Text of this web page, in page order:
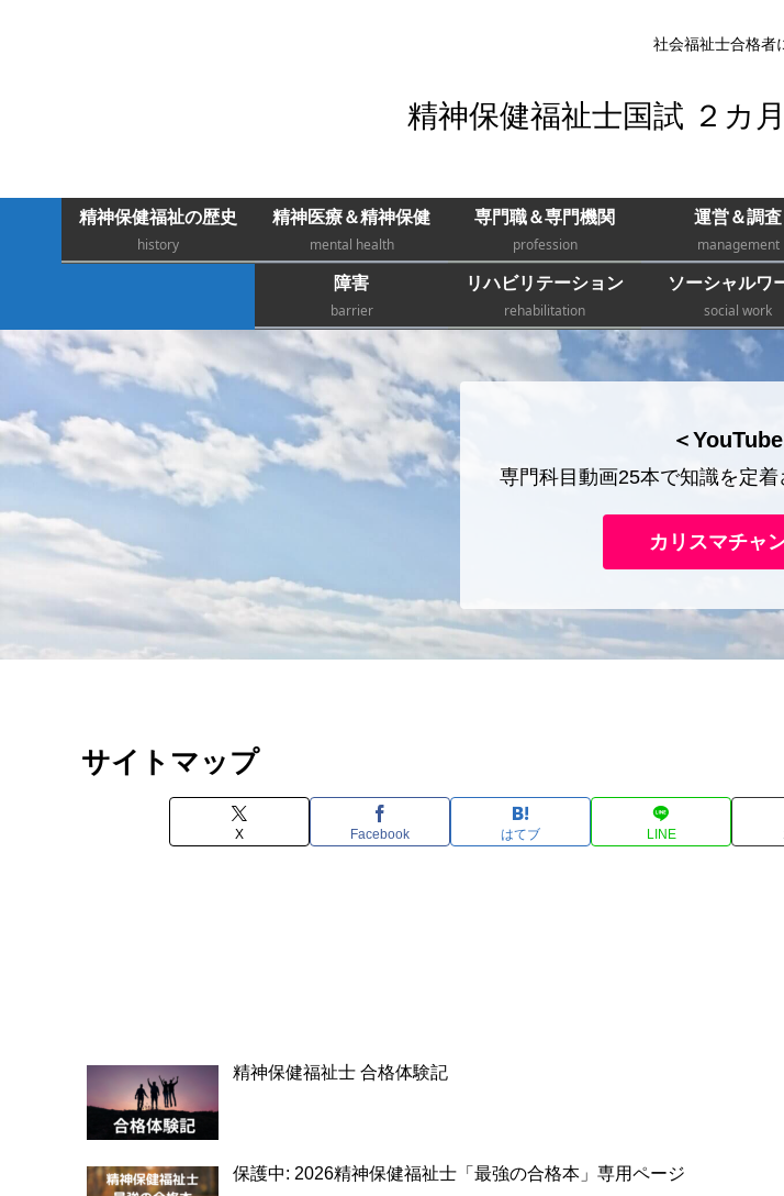
社会福祉士合格者
精神保健福祉士国試 ２カ
精神保健福祉の歴史
history
精神医療＆精神保健
mental health
専門職＆専門機関
profession
運営＆調査
management
障害
barrier
リハビリテーション
rehabilitation
ソーシャルワ
social work
＜
専門科目動画25本で知識を定着
カリスマチャ
サイトマップ
X Facebook はてブ LINE
精神保健福祉士 合格体験記
保護中: 2026精神保健福祉士「最強の合格本」専用ページ